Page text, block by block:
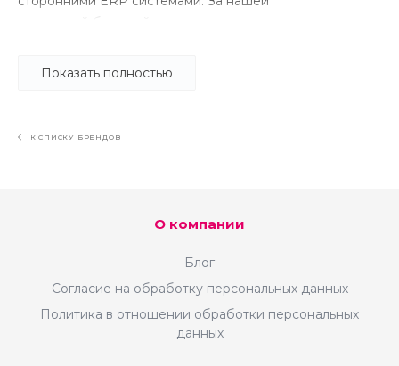
Показать полностью
К СПИСКУ БРЕНДОВ
О компании
Блог
Согласие на обработку персональных данных
Политика в отношении обработки персональных
данных